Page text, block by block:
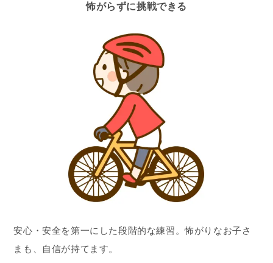
怖がらずに挑戦できる
安心・安全を第一にした段階的な練習。怖がりなお子さ
まも、自信が持てます。